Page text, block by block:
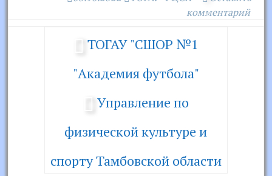
комментарий
ТОГАУ "СШОР №1
"Академия футбола"
Управление по
физической культуре и
спорту Тамбовской области